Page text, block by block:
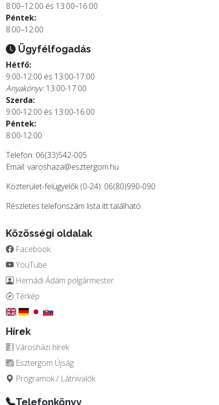
8:00–12:00 és 13:00–16:00
Péntek:
8:00–12:00
Ügyfélfogadás
Hétfő:
9:00-12:00 és 13:00-17:00
Anyakönyv:13:00-17:00
Szerda:
9:00-12:00 és 13:00-16:00
Péntek:
8:00-12:00
Telefon: 06(33)542-005
Email: varoshaza@esztergom.hu
Közterület-felügyelők (0-24): 06(80)990-090
Részletes telefonszám lista itttalálható.
Közösségi oldalak
Facebook
YouTube
Hernádi Ádám polgármester
Térkép
Hírek
Városházi hírek
Esztergom Újság
Programok / Látnivalók
Telefonkönyv